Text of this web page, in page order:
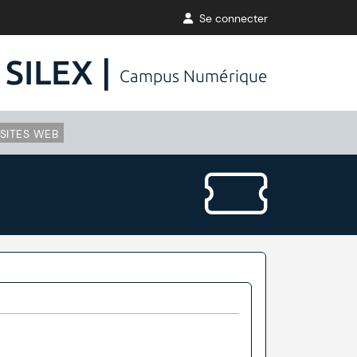
Se connecter
SILEX | Campus Numérique
WEB